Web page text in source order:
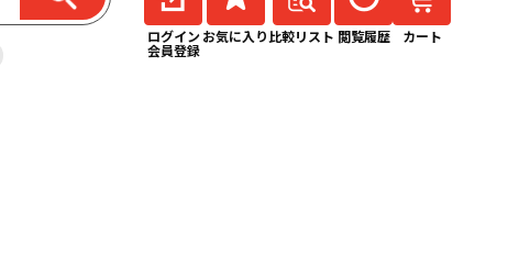
ログイン
会員登録
お気に入り 比較リスト 閲覧履歴 カート